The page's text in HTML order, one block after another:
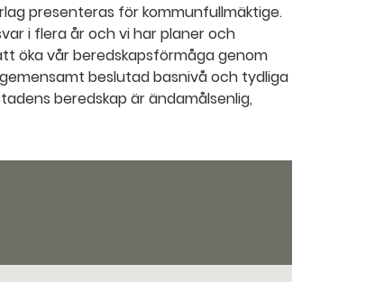
presenteras för kommunfullmäktige.
i flera år och vi har planer och
öka vår beredskapsförmåga genom
beslutad basnivå och tydliga
beredskap är ändamålsenlig,